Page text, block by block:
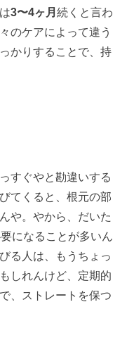
3〜4ヶ月続くと言わ
のケアによって違う
かりすることで、持
すぐやと勘違いする
てくると、根元の部
や。やから、だいた
になることが多いん
る人は、もうちょっ
しれんけど、定期的
、ストレートを保つ